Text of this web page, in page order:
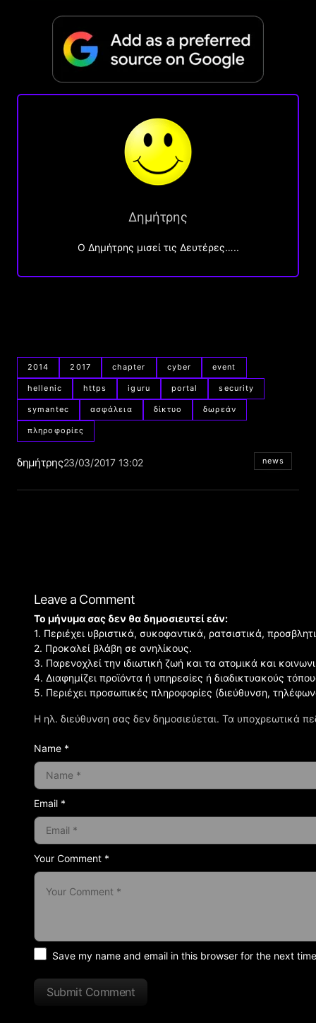
Δημήτρης
O Δημήτρης μισεί τις Δευτέρες…..
2014 2017 chapter cyber event
hellenic https iguru portal security
symantec ασφάλεια δίκτυο δωρεάν
πληροφορίες
δημήτρης23/03/2017 13:02 news
Leave a Comment
Η ηλ. διεύθυνση σας δεν δημοσιεύεται. Τα υποχρεωτικά
Your Comment *
Το μήνυμα σας δεν θα δημοσιευτεί εάν:
1. Περιέχει υβριστικά, συκοφαντικά, ρατσιστικά,
2. Προκαλεί βλάβη σε ανηλίκους.
3. Παρενοχλεί την ιδιωτική ζωή και τα ατομικά και
4. Διαφημίζει προϊόντα ή υπηρεσίες ή διαδικτυακούς
5. Περιέχει προσωπικές πληροφορίες (διεύθυνση,
Name *
Email *
Save my name and email in this browser for the next
Submit Comment